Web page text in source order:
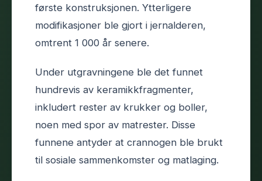
første konstruksjonen. Ytterligere
modifikasjoner ble gjort i jernalderen,
omtrent 1 000 år senere.
Under utgravningene ble det funnet
hundrevis av keramikkfragmenter,
inkludert rester av krukker og boller,
noen med spor av matrester. Disse
funnene antyder at crannogen ble brukt
til sosiale sammenkomster og matlaging.